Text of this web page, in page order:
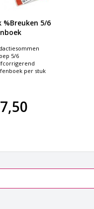
%Breuken 5/6
5/6
per stuk